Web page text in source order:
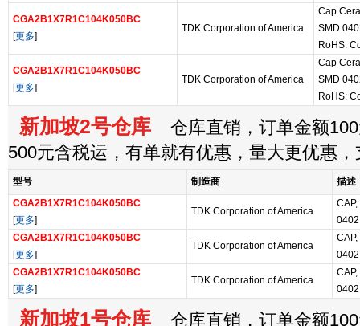
CGA2B1X7R1C104K050BC
[更多]
TDK Corporation of America
Cap
SMD
RoHS:
CGA2B1X7R1C104K050BC
[更多]
TDK Corporation of America
Cap
SMD
RoHS:
新加坡2号仓库 仓库直销，订单金额
500元含税运，有单就有优惠，量大更优惠
型号 制造商
描述
CGA2B1X7R1C104K050BC
[更多]
TDK Corporation of America
0402
CGA2B1X7R1C104K050BC
[更多]
TDK Corporation of America
0402
CGA2B1X7R1C104K050BC
[更多]
TDK Corporation of America
新加坡1号仓库 仓库直销，订单金额